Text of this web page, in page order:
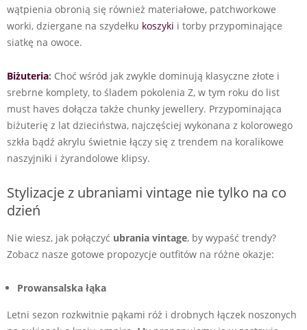
wątpienia obronią się również materiałowe, patchworkowe
worki, dziergane na szydełku koszyki i torby przypominające
siatkę na owoce.
Biżuteria: Choć wśród jak zwykle dominują klasyczne złote i
srebrne komplety, to śladem pokolenia Z, w tym roku do list
must haves dołącza także chunky jewellery. Przypominająca
biżuterię z lat dzieciństwa, najczęściej wykonana z kolorowego
szkła bądź akrylu świetnie łączy się z trendem na koralikowe
naszyjniki i żyrandolowe klipsy.
Stylizacje z ubraniami vintage nie tylko na co
dzień
Nie wiesz, jak połączyć ubrania vintage, by wypaść trendy?
Zobacz nasze gotowe propozycje outfitów na różne okazje:
Prowansalska łąka
Letni sezon rozkwitnie pąkami róż i drobnych łączek noszonych